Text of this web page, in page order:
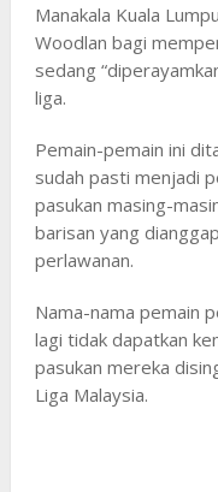
Manakala Kuala
Woodlan bagi
sedang
liga.
Pemain-pemain ini
sudah pasti menjadi
pasukan masing-
barisan yang
perlawanan.
Nama-nama pemain
lagi tidak dapatkan
pasukan mereka
Liga Malaysia.